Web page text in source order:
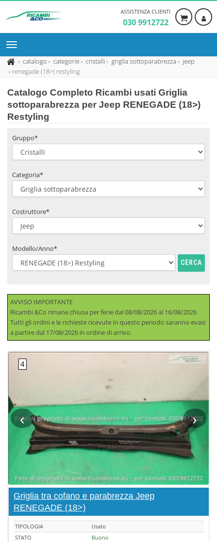
ASSISTENZA CLIENTI
030 9912722
catalogo categorie cristalli griglia sottoparabrezza
jeep
renegade (18>) restyling
Catalogo Completo Ricambi usati Griglia
sottoparabrezza per Jeep RENEGADE (18>)
Restyling
Gruppo*
Categoria*
Costruttore*
Modello/Anno*
CERCA
AVVISO IMPORTANTE
Ricambi &Co rimane chiusa per ferie dal 08/08/2026 al 16/08/2026
Tutti gli ordini e le richieste ricevute in questo periodo saranno evasi
a partire dal 17/08/2026 in ordine di arrivo.
‹ ›
Griglia tra cofano e parabrezza Jeep
RENEGADE (18>)
TIPOLOGIA
Usato
STATO
Buono